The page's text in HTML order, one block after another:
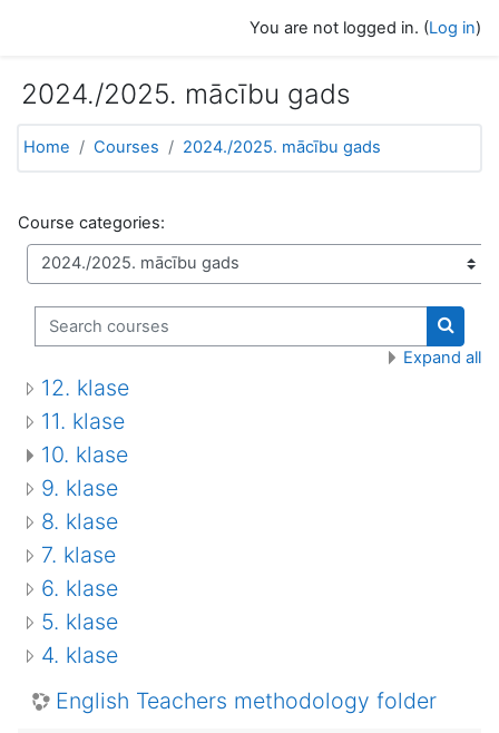
You are not logged in. (Log in)
2024./2025. mācību gads
Home Courses 2024./2025. mācību gads
Course categories:
Search courses
Expand all
12. klase
11. klase
10. klase
9. klase
8. klase
7. klase
6. klase
5. klase
4. klase
English Teachers methodology folder